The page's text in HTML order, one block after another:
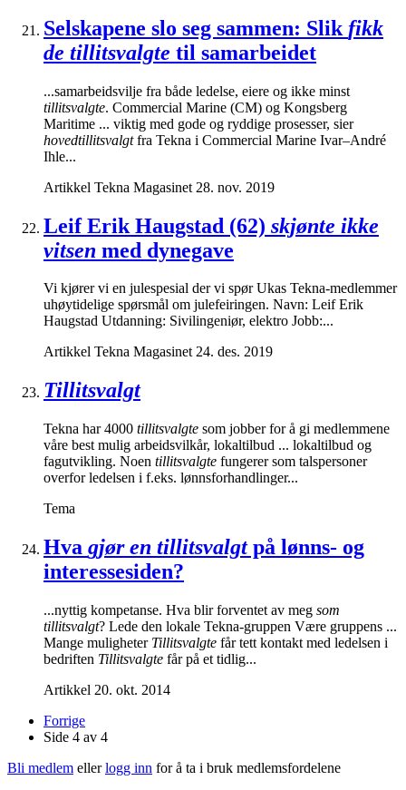
Selskapene slo seg sammen: Slik fikk
de tillitsvalgte til samarbeidet
...samarbeidsvilje fra både ledelse, eiere og ikke minst
tillitsvalgte. Commercial Marine (CM) og Kongsberg
Maritime ... viktig med gode og ryddige prosesser, sier
hovedtillitsvalgtfra Tekna i Commercial Marine Ivar–André
Ihle...
Artikkel Tekna Magasinet 28. nov. 2019
Leif Erik Haugstad (62) skjønte ikke
vitsen med dynegave
Vi kjører vi en julespesial der vi spør Ukas Tekna-medlemmer
uhøytidelige spørsmål om julefeiringen. Navn: Leif Erik
Haugstad Utdanning: Sivilingeniør, elektro Jobb:...
Artikkel Tekna Magasinet 24. des. 2019
Tillitsvalgt
Tekna har 4000 tillitsvalgte som jobber for å gi medlemmene
våre best mulig arbeidsvilkår, lokaltilbud ... lokaltilbud og
fagutvikling. Noen tillitsvalgte fungerer som talspersoner
overfor ledelsen i f.eks. lønnsforhandlinger...
Tema
Hva gjør en tillitsvalgtpå lønns- og
interessesiden?
...nyttig kompetanse. Hva blir forventet av meg som
tillitsvalgt? Lede den lokale Tekna-gruppen Være gruppens ...
Mange muligheter Tillitsvalgte får tett kontakt med ledelsen i
bedriften Tillitsvalgte får på et tidlig...
Artikkel 20. okt. 2014
Forrige
Side 4 av 4
Bli medlem ellerlogg inn for å ta i bruk medlemsfordelene